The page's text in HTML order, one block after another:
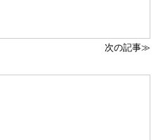
次の記事≫